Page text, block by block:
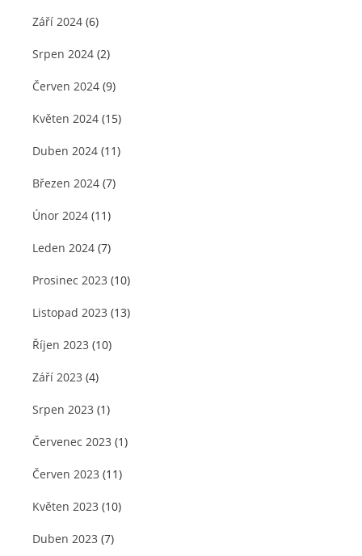
Září 2024 (6)
Srpen 2024 (2)
Červen 2024 (9)
Květen 2024 (15)
Duben 2024 (11)
Březen 2024 (7)
Únor 2024 (11)
Leden 2024 (7)
Prosinec 2023 (10)
Listopad 2023 (13)
Říjen 2023 (10)
Září 2023 (4)
Srpen 2023 (1)
Červenec 2023 (1)
Červen 2023 (11)
Květen 2023 (10)
Duben 2023 (7)